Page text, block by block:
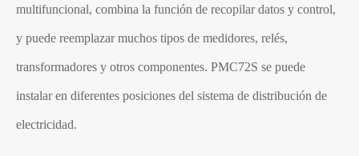
multifuncional, combina la función de recopilar datos y control,
y puede reemplazar muchos tipos de medidores, relés,
transformadores y otros componentes. PMC72S se puede
instalar en diferentes posiciones del sistema de distribución de
electricidad.